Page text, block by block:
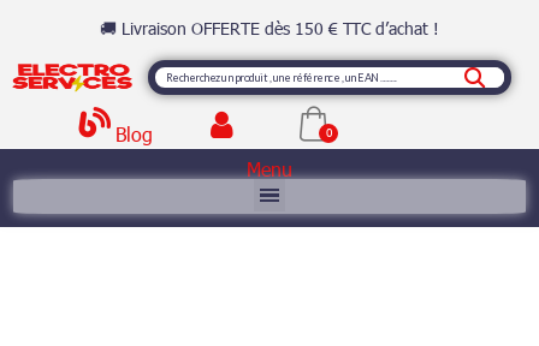
🚚 Livraison OFFERTE dès 150 € TTC d’achat !
Blog
Menu